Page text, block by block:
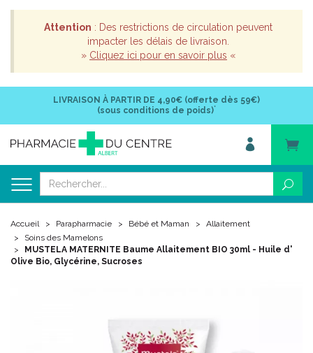
Attention : Des restrictions de circulation peuvent
impacter les délais de livraison.
» Cliquez ici pour en savoir plus «
LIVRAISON À PARTIR DE 4,90€ (offerte dès 59€)
(sous conditions de poids)*
Accueil Parapharmacie Bébé et Maman
Allaitement
Soins des Mamelons
MUSTELA MATERNITE Baume Allaitement BIO 30ml - Huile d'
Olive Bio, Glycérine, Sucroses